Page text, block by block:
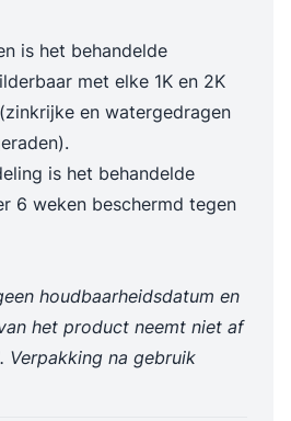
is het behandelde
met elke 1K en 2K
en watergedragen
is het behandelde
6 weken beschermd tegen
houdbaarheidsdatum en
het product neemt niet af
Verpakking na gebruik